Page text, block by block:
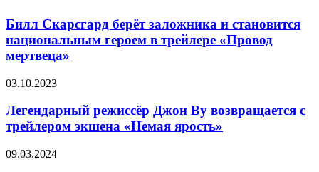
берёт
заложника
и
становится
героем
трейлере
«Провод
мертвеца»
Билл Скарсгард берёт заложника и становится
национальным героем в трейлере «Провод
мертвеца»
Легендарный
Джон
возвращается
трейлером
03.10.2023
Легендарный режиссёр Джон Ву возвращается с
трейлером экшена «Немая ярость»
Warner
09.03.2024